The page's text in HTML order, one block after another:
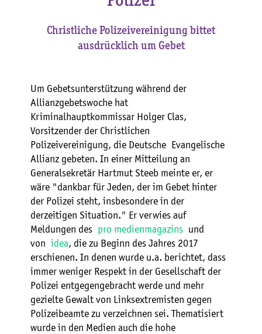
Christliche Polizeivereinigung bittet
ausdrücklich um Gebet
Um Gebetsunterstützung während der
Allianzgebetswoche hat
Kriminalhauptkommissar Holger Clas,
Vorsitzender der Christlichen
Polizeivereinigung, die Deutsche Evangelische
Allianz gebeten. In einer Mitteilung an
Generalsekretär Hartmut Steeb meinte er, er
wäre "dankbar für Jeden, der im Gebet hinter
der Polizei steht, insbesondere in der
derzeitigen Situation." Er verwies auf
Meldungen des pro medienmagazins und
von idea, die zu Beginn des Jahres 2017
erschienen. In denen wurde u.a. berichtet, dass
immer weniger Respekt in der Gesellschaft der
Polizei entgegengebracht werde und mehr
gezielte Gewalt von Linksextremisten gegen
Polizeibeamte zu verzeichnen sei. Thematisiert
wurde in den Medien auch die hohe